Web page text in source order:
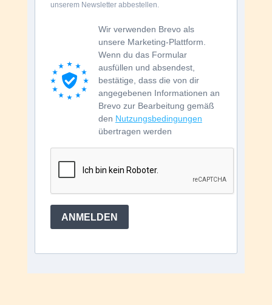
unserem Newsletter abbestellen.
Wir verwenden Brevo als
unsere Marketing-Plattform.
Wenn du das Formular
ausfüllen und absendest,
bestätige, dass die von dir
angegebenen Informationen an
Brevo zur Bearbeitung gemäß
den Nutzungsbedingungen
übertragen werden
ANMELDEN